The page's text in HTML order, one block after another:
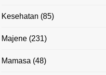
Kesehatan (85)
Majene (231)
Mamasa (48)